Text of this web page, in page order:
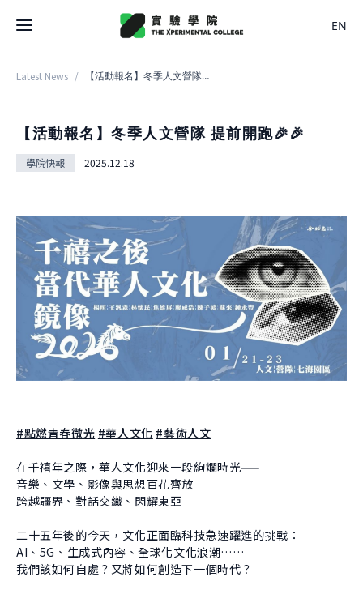
EN
Latest News
College
About College
Team Members
Regulations
About Space
Design
Residence
Rental
X Bachelor
Application
Documents
Team
Course
About Course
Timetable
Previous Courses
Experiment
About Experiment
College Experiment
Allies
Center for Creativity and Innovation Studies
CANJUNE
Shiuhli Foundation
Latest News / 【活動報名】冬季人文營隊 提前開跑🎉🎉
【活動報名】冬季人文營隊 提前開跑🎉🎉
學院快報 2025.12.18
#點燃青春微光 #華人文化 #藝術人文
在千禧年之際，華人文化迎來一段絢爛時光——
音樂、文學、影像與思想百花齊放
跨越疆界、對話交織、閃耀東亞
二十五年後的今天，文化正面臨科技急速躍進的挑戰：
AI、5G、生成式內容、全球化文化浪潮……
我們該如何自處？又將如何創造下一個時代？